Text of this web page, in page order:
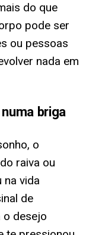
do que
pode ser
ou pessoas
nada em
briga
o
raiva ou
na vida
de
o desejo